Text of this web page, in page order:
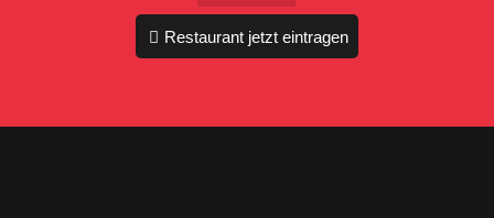
Restaurant jetzt eintragen